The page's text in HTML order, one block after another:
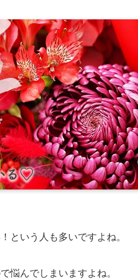
という人も多いですよね。
悩んでしまいますよね。